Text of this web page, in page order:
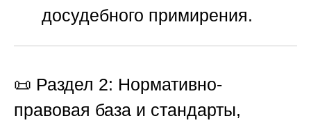
досудебного примирения.
📜 Раздел 2: Нормативно-
правовая база и стандарты,